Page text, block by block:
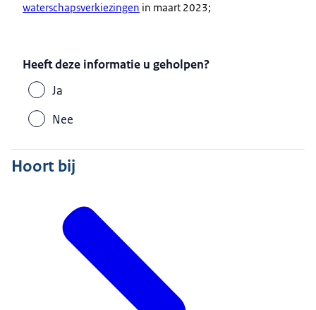
waterschapsverkiezingen in maart 2023;
Heeft deze informatie u geholpen?
Ja
Nee
Hoort bij